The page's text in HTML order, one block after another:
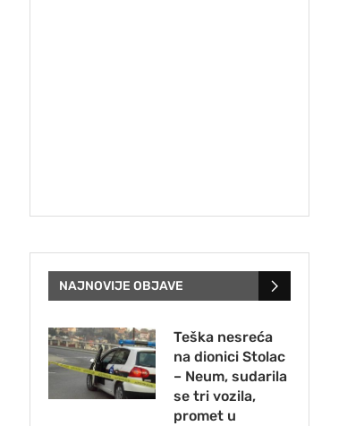
NAJNOVIJE OBJAVE
Teška nesreća
na dionici Stolac
– Neum, sudarila
se tri vozila,
promet u